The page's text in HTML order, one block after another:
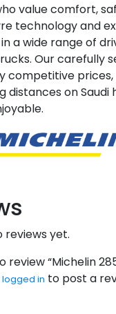
value comfort,
technology and
a wide range of
Our carefully
competitive
distances on
reviews yet.
“Michelin
logged in to post a